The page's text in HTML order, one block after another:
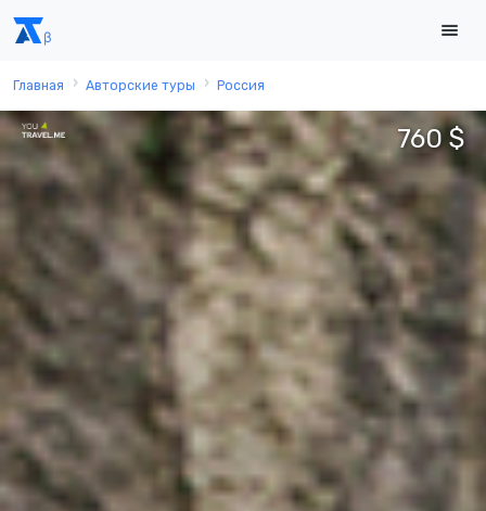
Главная Авторские туры Россия
760 $